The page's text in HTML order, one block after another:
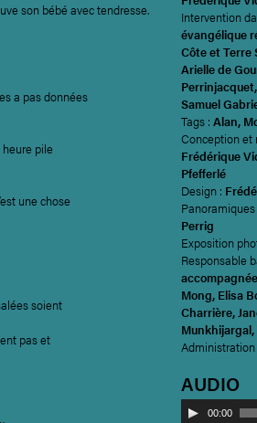
son bébé avec tendresse.
a pas données
pile
une chose
soient
pas et
Intervention
évangélique
Côte et Terre
Arielle de
Samuel
Tags :Alan,
Conception et
Frédérique
Pfefferlé
Design :
Perrig
Exposition
Responsable
Mong, Elisa
Charrière,
Munkhijargal,
Administration
AUDIO
Lecteur00:00